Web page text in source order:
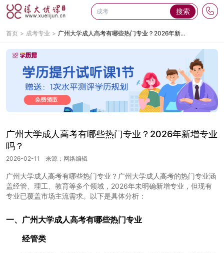
搜索
首页 成考专业 广州大学成人高考有哪些热门专业？2026年新...
广州大学成人高考有哪些热门专业？2026年新增专业
吗？
2026-02-11 来源：网络编辑
广州大学成人高考有哪些热门专业？广州大学成人高考的热门专业涵
盖经管、理工、教育等多个领域，2026年未明确新增专业，但现有
专业已覆盖市场主流需求。以下是具体分析：
一、 广州大学成人高考有哪些热门专业
经管类